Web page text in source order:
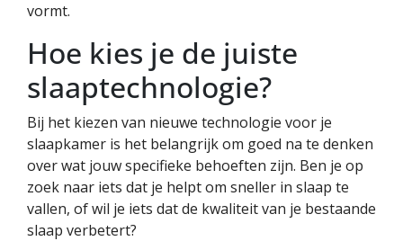
vormt.
Hoe kies je de juiste
slaaptechnologie?
Bij het kiezen van nieuwe technologie voor je
slaapkamer is het belangrijk om goed na te denken
over wat jouw specifieke behoeften zijn. Ben je op
zoek naar iets dat je helpt om sneller in slaap te
vallen, of wil je iets dat de kwaliteit van je bestaande
slaap verbetert?